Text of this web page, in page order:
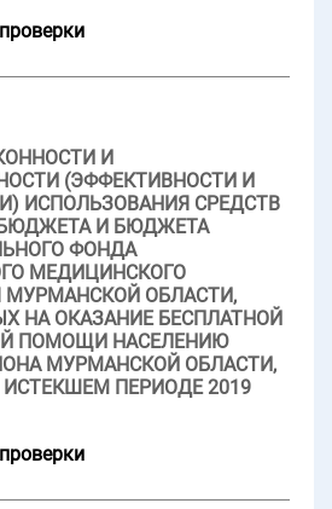
И
(ЭФФЕКТИВНОСТИ И
ИСПОЛЬЗОВАНИЯ СРЕДСТВ
И БЮДЖЕТА
ФОНДА
МЕДИЦИНСКОГО
МУРМАНСКОЙ ОБЛАСТИ,
НА ОКАЗАНИЕ БЕСПЛАТНОЙ
ПОМОЩИ НАСЕЛЕНИЮ
МУРМАНСКОЙ ОБЛАСТИ,
ИСТЕКШЕМ ПЕРИОДЕ 2019